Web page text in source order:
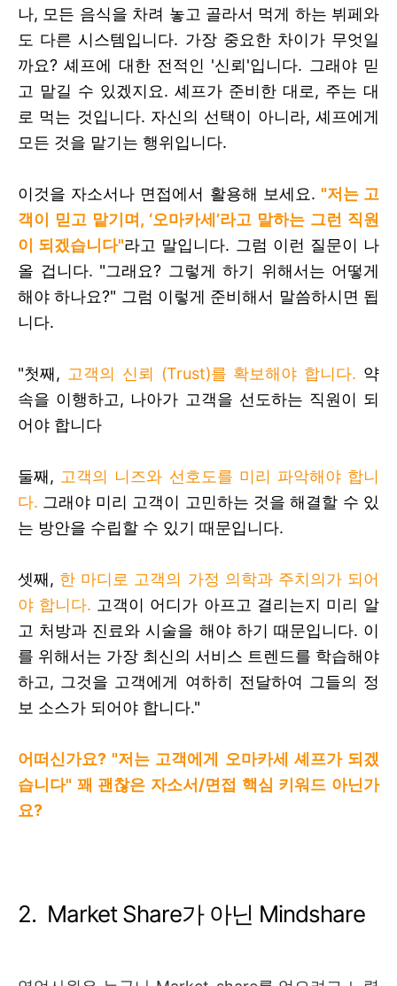
나, 모든 음식을 차려 놓고 골라서 먹게 하는 뷔페와
도 다른 시스템입니다. 가장 중요한 차이가 무엇일
까요? 셰프에 대한 전적인 '신뢰'입니다. 그래야 믿
고 맡길 수 있겠지요. 셰프가 준비한 대로, 주는 대
로 먹는 것입니다. 자신의 선택이 아니라,셰프에게
모든 것을 맡기는 행위입니다.
이것을 자소서나 면접에서 활용해 보세요. "저는 고
객이 믿고 맡기며, ‘오마카세’라고 말하는 그런 직원
이 되겠습니다"라고 말입니다. 그럼 이런 질문이 나
올 겁니다. "그래요? 그렇게 하기 위해서는 어떻게
해야 하나요?" 그럼 이렇게 준비해서 말씀하시면 됩
니다.
"첫째, 고객의 신뢰 (Trust)를 확보해야 합니다. 약
속을 이행하고, 나아가 고객을 선도하는 직원이 되
어야 합니다
둘째, 고객의 니즈와 선호도를 미리 파악해야 합니
다. 그래야 미리 고객이 고민하는 것을 해결할 수 있
는 방안을 수립할 수 있기 때문입니다.
셋째, 한 마디로 고객의 가정 의학과 주치의가 되어
야 합니다. 고객이 어디가 아프고 결리는지 미리 알
고 처방과 진료와 시술을 해야 하기 때문입니다. 이
를 위해서는 가장 최신의 서비스 트렌드를 학습해야
하고, 그것을 고객에게 여하히 전달하여 그들의 정
보 소스가 되어야 합니다."
어떠신가요? "저는 고객에게 오마카세 셰프가 되겠
습니다" 꽤 괜찮은 자소서/면접 핵심 키워드 아닌가
요?
2. Market Share가 아닌 Mindshare